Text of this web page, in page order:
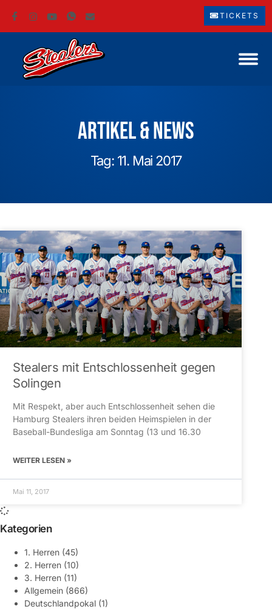
TICKETS
Artikel & News
Tag: 11. Mai 2017
Stealers mit Entschlossenheit gegen
Solingen
Mit Respekt, aber auch Entschlossenheit sehen die
Hamburg Stealers ihren beiden Heimspielen in der
Baseball-Bundesliga am Sonntag (13 und 16.30
WEITER LESEN »
Mai 11, 2017
Kategorien
1. Herren (45)
2. Herren (10)
3. Herren (11)
Allgemein (866)
Deutschlandpokal (1)